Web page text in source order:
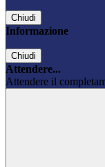
Chiudi
Informazione
Chiudi
Attendere...
Attendere il